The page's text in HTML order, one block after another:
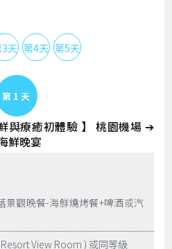
天 第4天 第5天
Day 1
與療癒初體驗 】 桃園機場 ➔
鮮晚宴
景觀晚餐-海鮮燒烤餐+啤酒或汽
Resort View Room ) 或同等級